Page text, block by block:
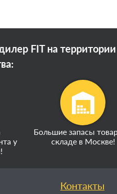
FIT на
у
Большие запасы
складе в Москве!
Контакты